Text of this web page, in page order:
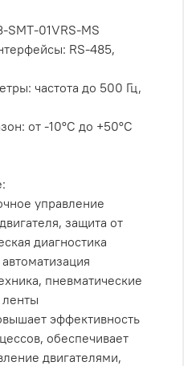
SMT-01VRS-MS
RS-485,
частота до 500 Гц,
от -10°C до +50°C
управление
защита от
диагностика
пневматические
эффективность
обеспечивает
двигателями,